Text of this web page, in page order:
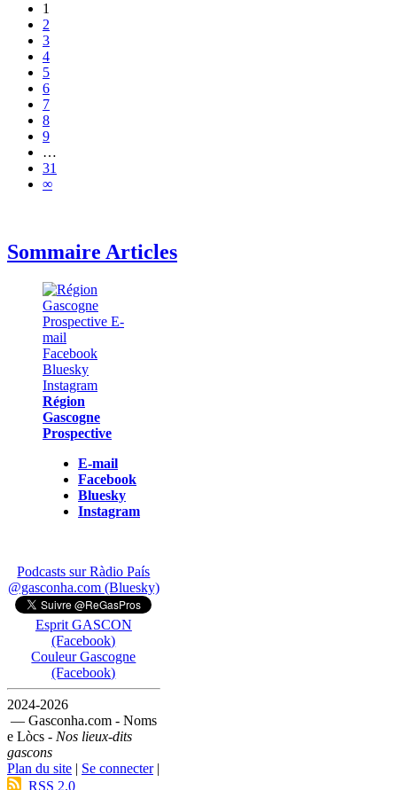
1
2
3
4
5
6
7
8
9
…
31
∞
Sommaire Articles
Région
Gascogne
Prospective
E-mail
Facebook
Bluesky
Instagram
Podcasts sur Ràdio País
@gasconha.com (Bluesky)
Esprit GASCON
(Facebook)
Couleur Gascogne
(Facebook)
2024-2026
— Gasconha.com - Noms
e Lòcs - Nos lieux-dits
gascons
Plan du site | Se connecter|
RSS 2.0